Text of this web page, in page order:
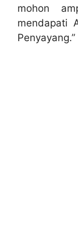
mohon
mendapati